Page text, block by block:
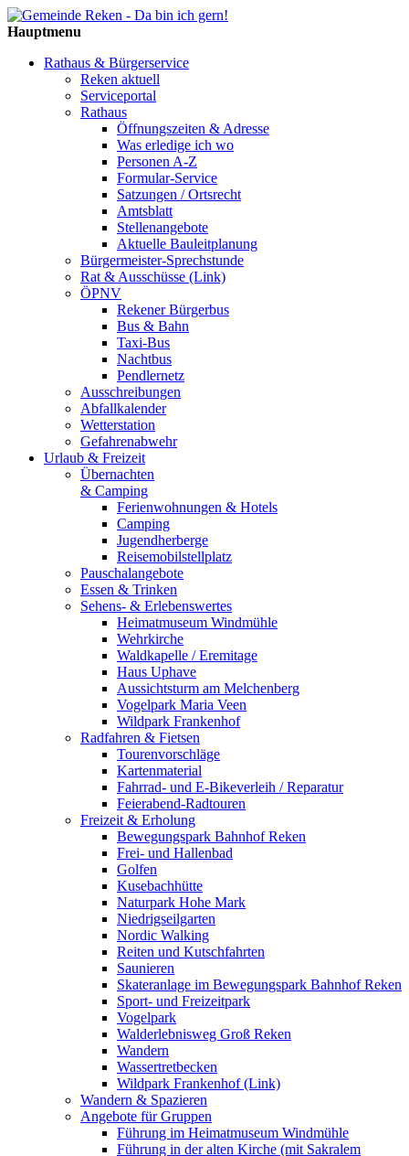
Hauptmenu
Rathaus & Bürgerservice
Reken aktuell
Serviceportal
Rathaus
Öffnungszeiten & Adresse
Was erledige ich wo
Personen A-Z
Formular-Service
Satzungen / Ortsrecht
Amtsblatt
Stellenangebote
Aktuelle Bauleitplanung
Bürgermeister-Sprechstunde
Rat & Ausschüsse (Link)
ÖPNV
Rekener Bürgerbus
Bus & Bahn
Taxi-Bus
Nachtbus
Pendlernetz
Ausschreibungen
Abfallkalender
Wetterstation
Gefahrenabwehr
Urlaub & Freizeit
Übernachten
& Camping
Ferienwohnungen & Hotels
Camping
Jugendherberge
Reisemobilstellplatz
Pauschalangebote
Essen & Trinken
Sehens- & Erlebenswertes
Heimatmuseum Windmühle
Wehrkirche
Waldkapelle / Eremitage
Haus Uphave
Aussichtsturm am Melchenberg
Vogelpark Maria Veen
Wildpark Frankenhof
Radfahren & Fietsen
Tourenvorschläge
Kartenmaterial
Fahrrad- und E-Bikeverleih / Reparatur
Feierabend-Radtouren
Freizeit & Erholung
Bewegungspark Bahnhof Reken
Frei- und Hallenbad
Golfen
Kusebachhütte
Naturpark Hohe Mark
Niedrigseilgarten
Nordic Walking
Reiten und Kutschfahrten
Saunieren
Skateranlage im Bewegungspark Bahnhof Reken
Sport- und Freizeitpark
Vogelpark
Walderlebnisweg Groß Reken
Wandern
Wassertretbecken
Wildpark Frankenhof (Link)
Wandern & Spazieren
Angebote für Gruppen
Führung im Heimatmuseum Windmühle
Führung in der alten Kirche (mit Sakralem